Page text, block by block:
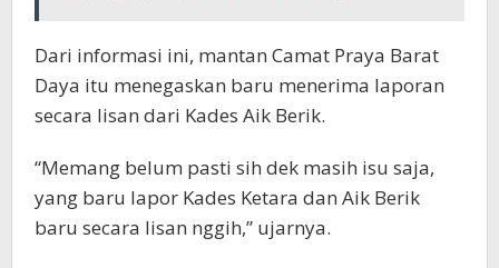
Dari informasi ini, mantan Camat Praya Barat
Daya itu menegaskan baru menerima laporan
secara lisan dari Kades Aik Berik.
“Memang belum pasti sih dek masih isu saja,
yang baru lapor Kades Ketara dan Aik Berik
baru secara lisan nggih,” ujarnya.